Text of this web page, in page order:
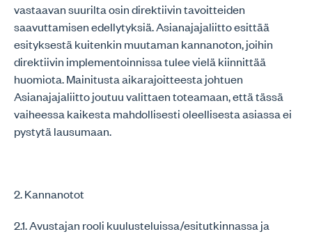
vastaavan suurilta osin direktiivin tavoitteiden
saavuttamisen edellytyksiä. Asianajajaliitto esittää
esityksestä kuitenkin muutaman kannanoton, joihin
direktiivin implementoinnissa tulee vielä kiinnittää
huomiota. Mainitusta aikarajoitteesta johtuen
Asianajajaliitto joutuu valittaen toteamaan, että tässä
vaiheessa kaikesta mahdollisesti oleellisesta asiassa ei
pystytä lausumaan.
2. Kannanotot
2.1. Avustajan rooli kuulusteluissa/esitutkinnassa ja